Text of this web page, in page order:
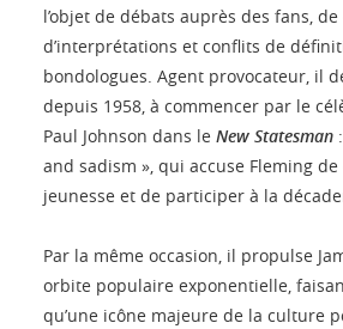
l’objet de débats auprès des fans,
d’interprétations et conflits de
bondologues. Agent provocateur, il
depuis 1958, à commencer par le
Paul Johnson dans le New Statesman
and sadism », qui accuse Fleming
jeunesse et de participer à la
Par la même occasion, il propulse
orbite populaire exponentielle,
qu’une icône majeure de la culture